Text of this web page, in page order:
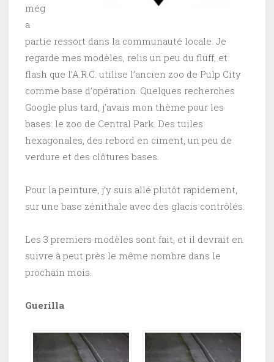
még
a
partie ressort dans la communauté locale. Je
regarde mes modèles, relis un peu du fluff, et
flash que l’A.R.C. utilise l’ancien zoo de Pulp City
comme base d’opération. Quelques recherches
Google plus tard, j’avais mon thème pour les
bases: le zoo de Central Park. Des tuiles
hexagonales, des rebord en ciment, un peu de
verdure et des clôtures bases.
Pour la peinture, j’y suis allé plutôt rapidement,
sur une base zénithale avec des glacis contrôlés.
Les 3 premiers modèles sont fait, et il devrait en
suivre à peut près le même nombre dans le
prochain mois.
Guerilla